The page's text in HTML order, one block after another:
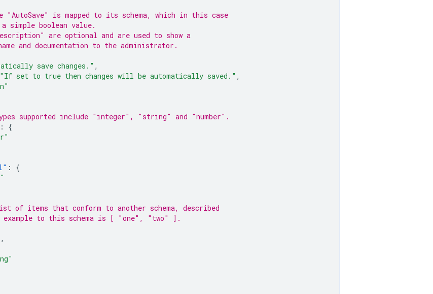
"AutoSave" is mapped to its schema, which in this case
simple boolean value.
are optional and are used to show a
and documentation to the administrator.
save changes." ,
"If set to true then changes will be automatically saved." ,
supported include "integer", "string" and "number".
:
{
:
{
items that conform to another schema, described
to this schema is [ "one", "two" ].
,